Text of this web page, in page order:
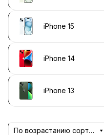
iPhone 15
iPhone 14
iPhone 13
По возрастанию сортировки